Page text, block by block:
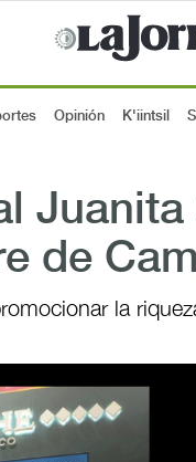
Opinión K'iintsil
Juanita
de
la